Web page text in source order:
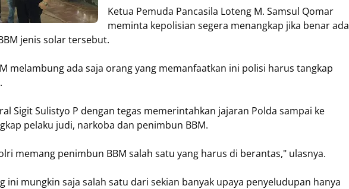
Ketua Pemuda Pancasila Loteng M. Samsul Qomar
meminta kepolisian segera menangkap jika benar ada
jenis solar tersebut.
melambung ada saja orang yang memanfaatkan ini polisi harus tangkap
Sigit Sulistyo P dengan tegas memerintahkan jajaran Polda sampai ke
pelaku judi, narkoba dan penimbun BBM.
memang penimbun BBM salah satu yang harus di berantas," ulasnya.
ini mungkin saja salah satu dari sekian banyak upaya penyeludupan hanya